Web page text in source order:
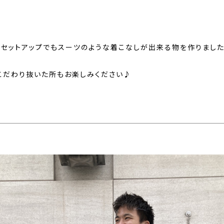
ットアップでもスーツのような着こなしが出来る物を作りまし
だわり抜いた所もお楽しみください♪